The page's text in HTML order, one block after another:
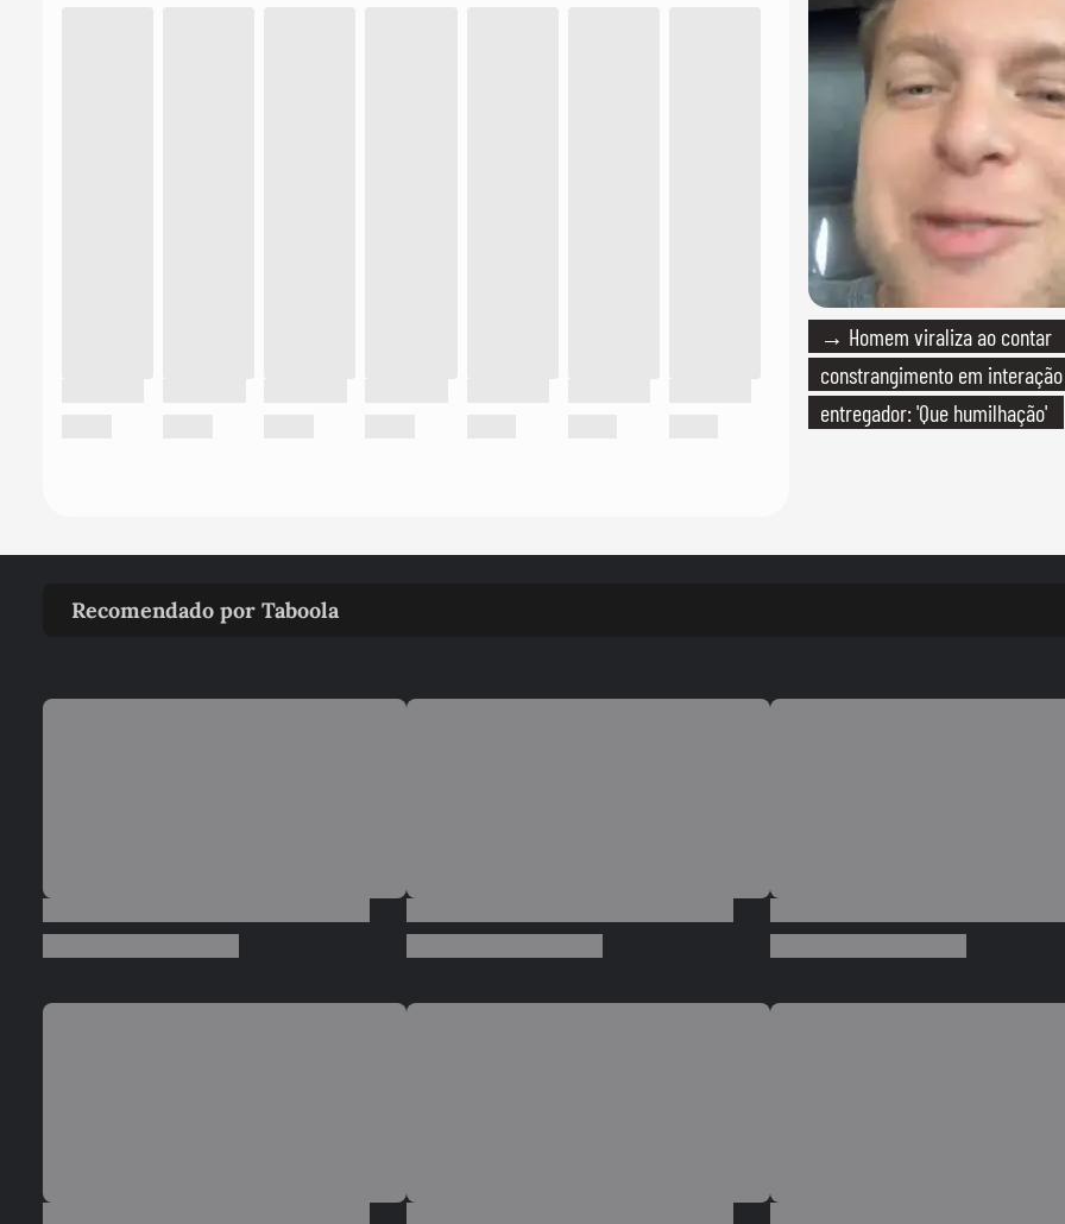
→ Homem viraliza ao contar
constrangimento em
entregador: 'Que humilhação'
Recomendado por Taboola